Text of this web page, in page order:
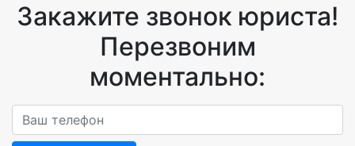
Закажите звонок юриста!
Перезвоним
моментально: